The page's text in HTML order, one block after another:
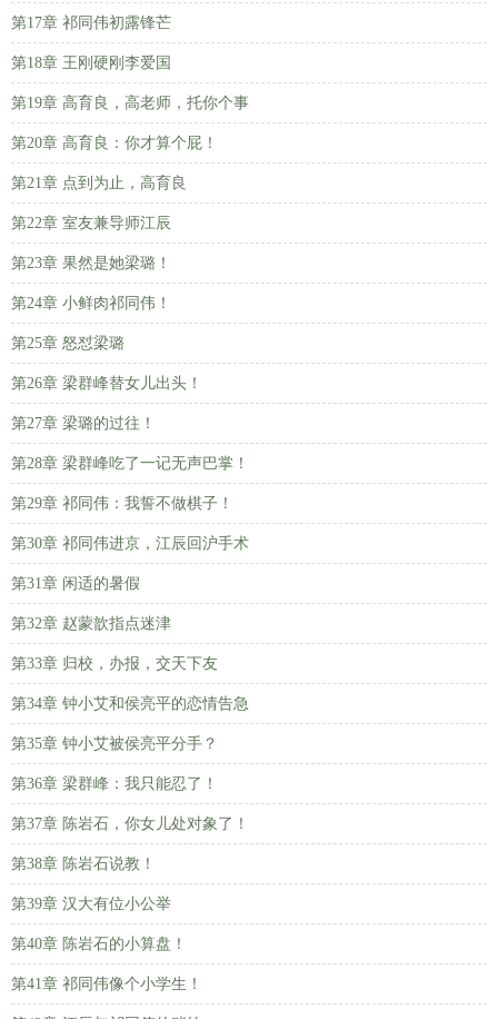
第17章 祁同伟初露锋芒
第18章 王刚硬刚李爱国
第19章 高育良，高老师，托你个事
第20章 高育良：你才算个屁！
第21章 点到为止，高育良
第22章 室友兼导师江辰
第23章 果然是她梁璐！
第24章 小鲜肉祁同伟！
第25章 怒怼梁璐
第26章 梁群峰替女儿出头！
第27章 梁璐的过往！
第28章 梁群峰吃了一记无声巴掌！
第29章 祁同伟：我誓不做棋子！
第30章 祁同伟进京，江辰回沪手术
第31章 闲适的暑假
第32章 赵蒙歆指点迷津
第33章 归校，办报，交天下友
第34章 钟小艾和侯亮平的恋情告急
第35章 钟小艾被侯亮平分手？
第36章 梁群峰：我只能忍了！
第37章 陈岩石，你女儿处对象了！
第38章 陈岩石说教！
第39章 汉大有位小公举
第40章 陈岩石的小算盘！
第41章 祁同伟像个小学生！